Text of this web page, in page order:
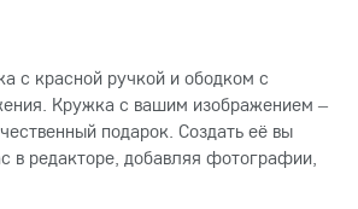
с красной ручкой и ободком с
Кружка с вашим изображением –
подарок. Создать её вы
в редакторе, добавляя фотографии,